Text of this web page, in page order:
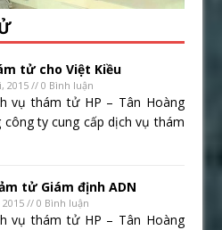
tử cho Việt Kiều
2015 // 0 Bình luận
vụ thám tử HP – Tân Hoàng
ty cung cấp dịch vụ thám
tử Giám định ADN
// 0 Bình luận
vụ thám tử HP – Tân Hoàng